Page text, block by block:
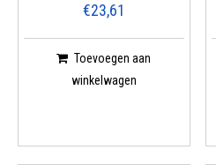
€23,61
Toevoegen aan
winkelwagen